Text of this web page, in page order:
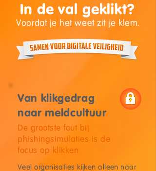
In de val geklikt?
Voordat je het weet zit je klem.
Van klikgedrag
naar meldcultuur
De grootste fout bij
phishingsimulaties is de
focus op klikken
Veel organisaties kijken alleen naar